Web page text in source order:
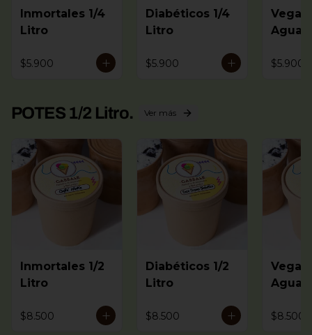
Inmortales 1/4
Litro
$5.900
Diabéticos 1/4
Litro
$5.900
Agua
$5.900
POTES 1/2 Litro. Ver más
Inmortales 1/2
Litro
$8.500
Diabéticos 1/2
Litro
$8.500
Agua
$8.500